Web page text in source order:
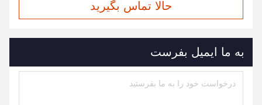
حالا تماس بگیرید
به ما ایمیل بفرست